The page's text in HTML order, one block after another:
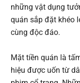
những vật dụng
quán sắp đặt khéo
cùng độc đáo.
Mặt tiền quán là
hiệu được uốn từ